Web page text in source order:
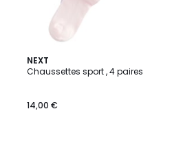
NEXT
Chaussettes sport , 4 paires
14,00 €